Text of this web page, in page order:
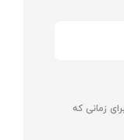
زمانی که